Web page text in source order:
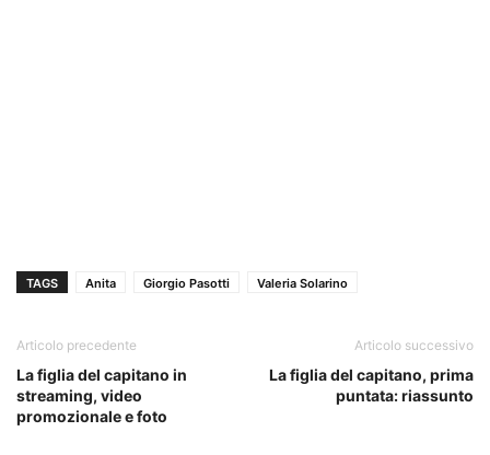
TAGS Anita Giorgio Pasotti Valeria Solarino
Articolo precedente
La figlia del capitano in
streaming, video
promozionale e foto
Articolo successivo
La figlia del capitano, prima
puntata: riassunto